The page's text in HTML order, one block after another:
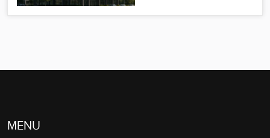
MENU